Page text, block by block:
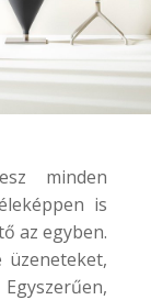
minden
is
az egyben.
üzeneteket,